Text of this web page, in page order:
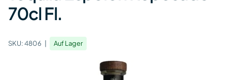
70cl Fl.
SKU:4806 Auf Lager